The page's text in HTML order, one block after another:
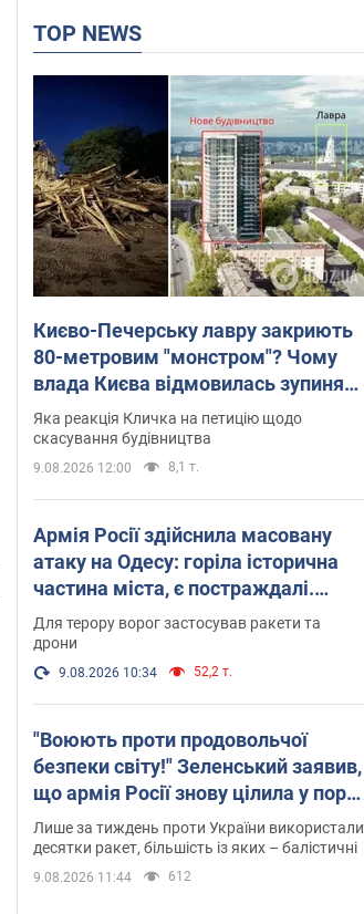
TOP NEWS
Києво-Печерську лавру закриють
80-метровим "монстром"? Чому
влада Києва відмовилась зупиняти
будівництво хмарочоса
"московського вірянина"
Яка реакція Кличка на петицію щодо
скасування будівництва
9.08.2026 12:00 8,1 т.
Армія Росії здійснила масовану
атаку на Одесу: горіла історична
частина міста, є постраждалі.
Фото та відео
Для терору ворог застосував ракети та
дрони
9.08.2026 10:34 52,2 т.
"Воюють проти продовольчої
безпеки світу!" Зеленський заявив,
що армія Росії знову цілила у порт
в Одесі
Лише за тиждень проти України використали
десятки ракет, більшість із яких – балістичні
9.08.2026 11:44 612